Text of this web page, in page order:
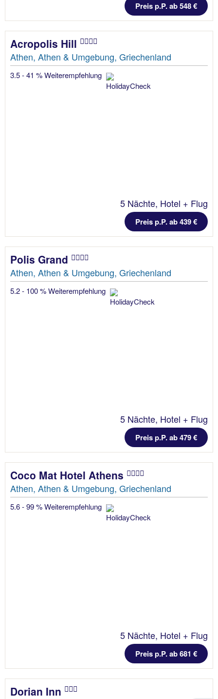
Preis p.P. ab 548 €
Acropolis Hill
Athen, Athen & Umgebung, Griechenland
3.5 - 41 % Weiterempfehlung
5 Nächte, Hotel + Flug
Preis p.P. ab 439 €
Polis Grand
Athen, Athen & Umgebung, Griechenland
5.2 - 100 % Weiterempfehlung
5 Nächte, Hotel + Flug
Preis p.P. ab 479 €
Coco Mat Hotel Athens
Athen, Athen & Umgebung, Griechenland
5.6 - 99 % Weiterempfehlung
5 Nächte, Hotel + Flug
Preis p.P. ab 681 €
Dorian Inn